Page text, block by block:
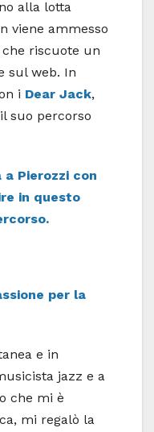
alla lotta
viene ammesso
riscuote un
sul web. In
i Dear Jack,
suo percorso
a Pierozzi con
in questo
per la
e in
jazz e a
che mi è
mi regalò la